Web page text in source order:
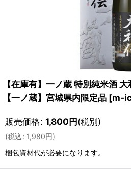
【在庫有】一ノ蔵 特別純米酒
【一ノ蔵】宮城県内限定品 [m-
販売価格: 1,800円(税別)
(税込: 1,980円)
梱包資材代が必要になります。